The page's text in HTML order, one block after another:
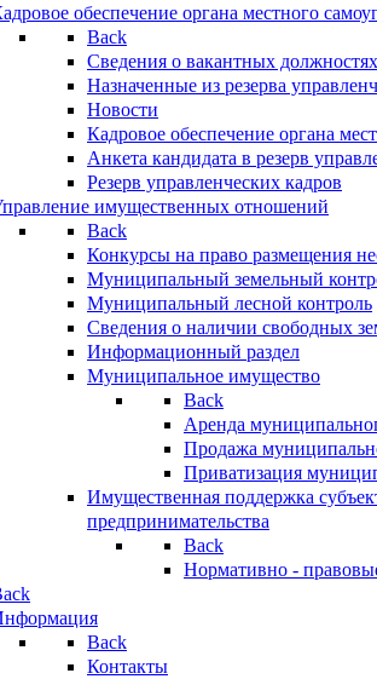
обеспечение органа местного
Back
Сведения о вакантных
Назначенные из резерва
Новости
Кадровое обеспечение органа
Анкета кандидата в резерв
Резерв управленческих кадров
имущественных отношений
Back
Конкурсы на право размещения
Муниципальный земельный
Муниципальный лесной контроль
Сведения о наличии свободных
Информационный раздел
Муниципальное имущество
Back
Аренда
Продажа
Приватизация
Имущественная поддержка
предпринимательства
Back
Нормативно -
Back
Контакты